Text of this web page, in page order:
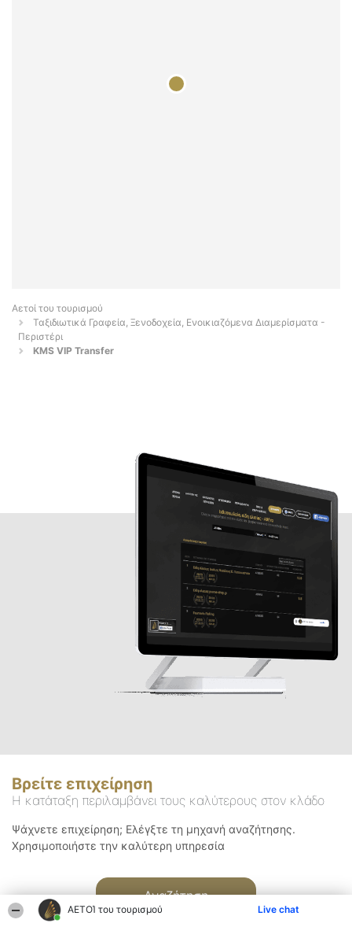
ΑΕΤΟΊ του τουρισμού Live chat
Αετοί του τουρισμού
Ταξιδιωτικά Γραφεία, Ξενοδοχεία, Ενοικιαζόμενα Διαμερίσματα -
Περιστέρι
KMS VIP Transfer
Βρείτε επιχείρηση
Η κατάταξη περιλαμβάνει τους καλύτερους στον κλάδο
Ψάχνετε επιχείρηση; Ελέγξτε τη μηχανή αναζήτησης.
Χρησιμοποιήστε την καλύτερη υπηρεσία
Αναζήτηση